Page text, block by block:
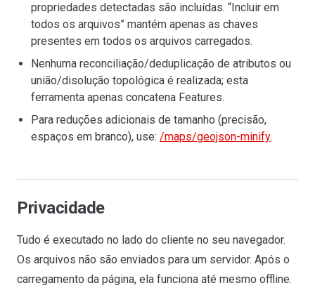
propriedades detectadas são incluídas. “Incluir em
todos os arquivos” mantém apenas as chaves
presentes em todos os arquivos carregados.
Nenhuma reconciliação/deduplicação de atributos ou
união/disolução topológica é realizada; esta
ferramenta apenas concatena Features.
Para reduções adicionais de tamanho (precisão,
espaços em branco), use: /maps/geojson-minify.
Privacidade
Tudo é executado no lado do cliente no seu navegador.
Os arquivos não são enviados para um servidor. Após o
carregamento da página, ela funciona até mesmo offline.